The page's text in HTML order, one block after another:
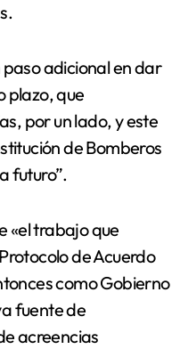
adicional en dar
plazo, que
por un lado, y este
de Bomberos
futuro”.
«el trabajo que
de Acuerdo
como Gobierno
fuente de
acreencias